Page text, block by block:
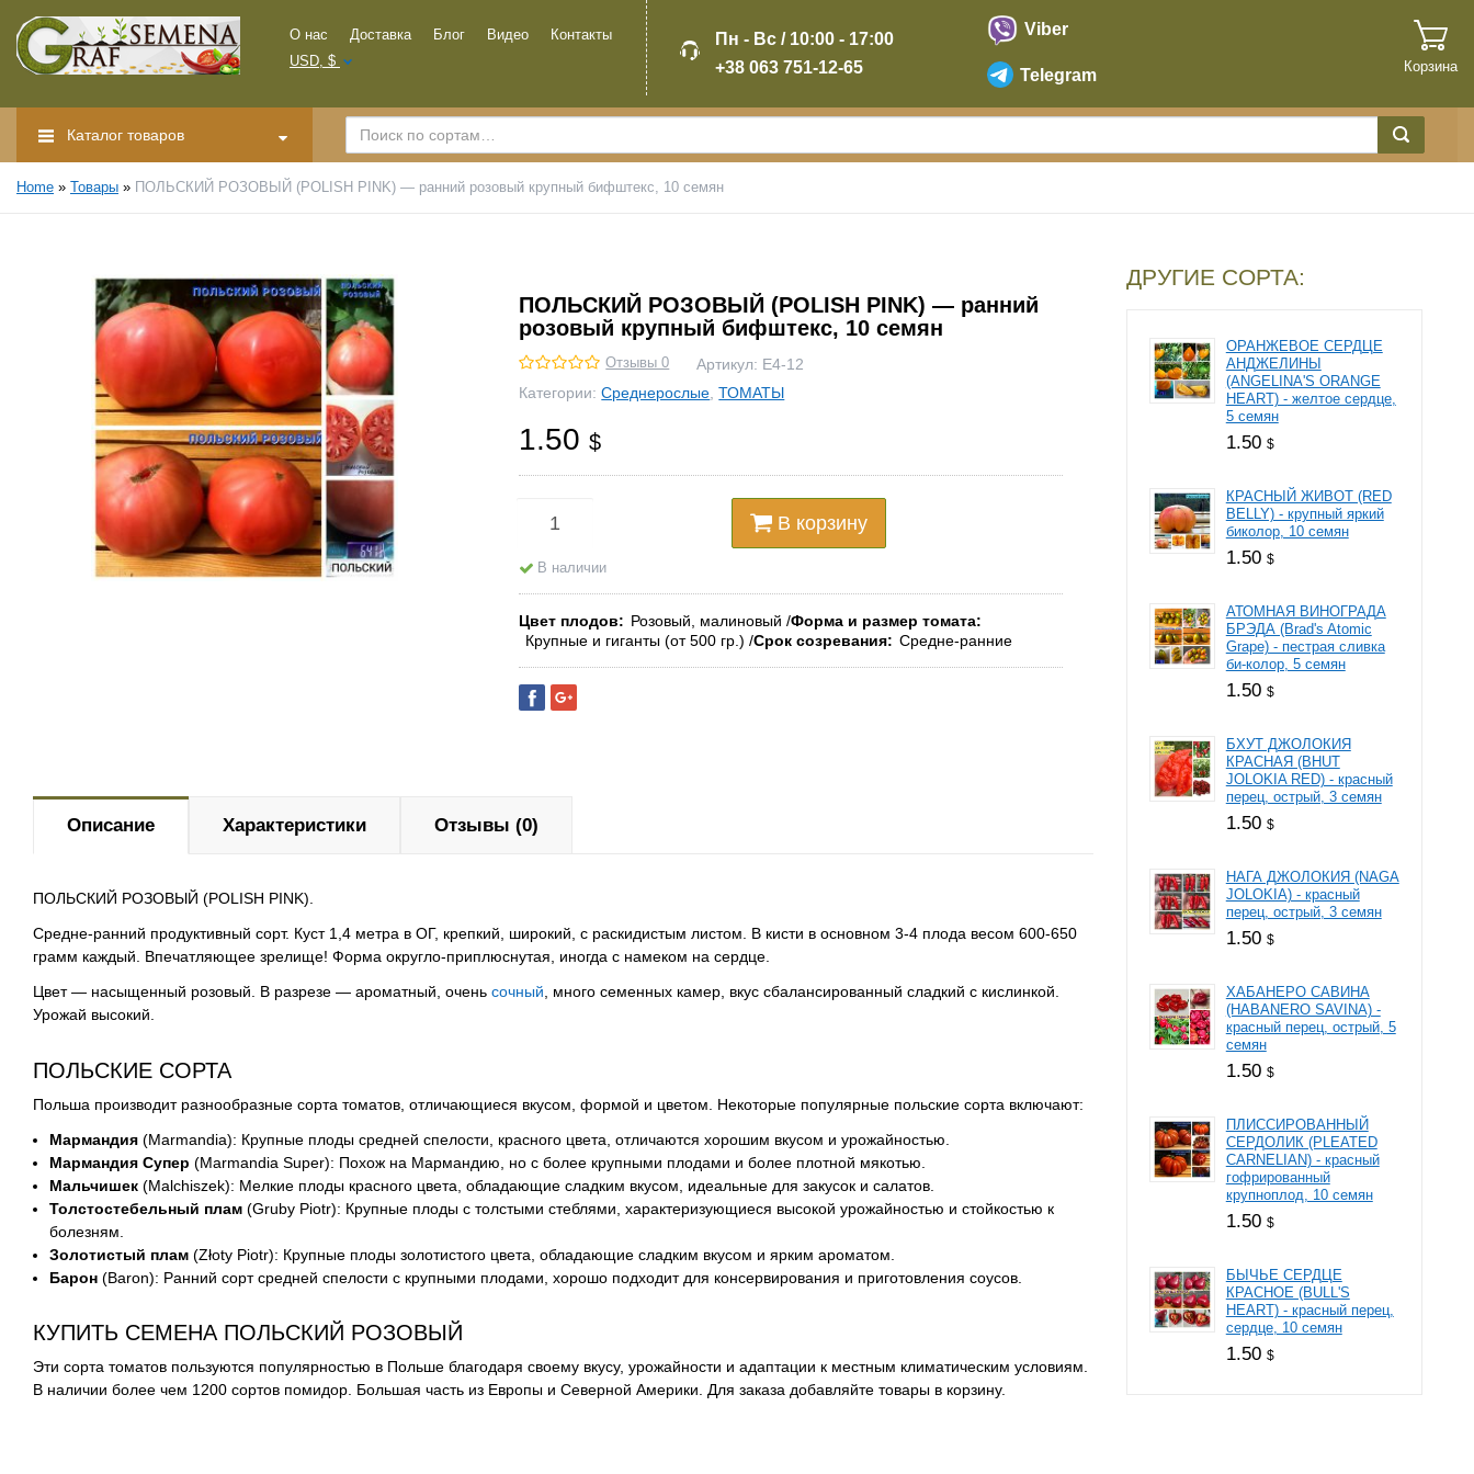
О нас Доставка Блог Видео
Контакты
USD, $
Пн - Вс / 10:00 - 17:00
+38 063 751-12-65
Viber
Telegram Корзина
Каталог товаров
Home » Товары » ПОЛЬСКИЙ РОЗОВЫЙ (POLISH PINK) — ранний розовый крупный бифштекс, 10 семян
ПОЛЬСКИЙ РОЗОВЫЙ (POLISH PINK) — ранний
розовый крупный бифштекс, 10 семян
Отзывы 0 Артикул: Е4-12
Категории:Среднерослые ,ТОМАТЫ
1.50$
В корзину
В наличии
Цвет плодов Розовый, малиновый Форма и размер томата
Крупные и гиганты (от 500 гр.) Срок созревания Средне-ранние
Описание
ПОЛЬСКИЙ РОЗОВЫЙ (POLISH PINK).
Средне-ранний продуктивный сорт. Куст 1,4 метра в ОГ, крепкий, широкий, с раскидистым листом. В кисти в основном 3-4 плода весом 600-650
грамм каждый. Впечатляющее зрелище! Форма округло-приплюснутая, иногда с намеком на сердце.
Цвет — насыщенный розовый. В разрезе — ароматный, очень сочный, много семенных камер, вкус сбалансированный сладкий с кислинкой.
Урожай высокий.
ПОЛЬСКИЕ СОРТА
Польша производит разнообразные сорта томатов, отличающиеся вкусом, формой и цветом. Некоторые популярные польские сорта включают:
Мармандия (Marmandia): Крупные плоды средней спелости, красного цвета, отличаются хорошим вкусом и урожайностью.
Мармандия Супер (Marmandia Super): Похож на Мармандию, но с более крупными плодами и более плотной мякотью.
Мальчишек (Malchiszek): Мелкие плоды красного цвета, обладающие сладким вкусом, идеальные для закусок и салатов.
Толстостебельный плам (Gruby Piotr): Крупные плоды с толстыми стеблями, характеризующиеся высокой урожайностью и стойкостью к
болезням.
Золотистый плам (Złoty Piotr): Крупные плоды золотистого цвета, обладающие сладким вкусом и ярким ароматом.
Барон (Baron): Ранний сорт средней спелости с крупными плодами, хорошо подходит для консервирования и приготовления соусов.
КУПИТЬ СЕМЕНА ПОЛЬСКИЙ РОЗОВЫЙ
Эти сорта томатов пользуются популярностью в Польше благодаря своему вкусу, урожайности и адаптации к местным климатическим условиям.
В наличии более чем 1200 сортов помидор. Большая часть из Европы и Северной Америки. Для заказа добавляйте товары в корзину.
Характеристики Отзывы (0)
ДРУГИЕ СОРТА:
ОРАНЖЕВОЕ СЕРДЦЕ
АНДЖЕЛИНЫ
(ANGELINA'S ORANGE
HEART) - желтое сердце,
5 семян
1.50 $
КРАСНЫЙ ЖИВОТ (RED
BELLY) - крупный яркий
биколор, 10 семян
1.50 $
АТОМНАЯ ВИНОГРАДА
БРЭДА (Brad's Atomic
Grape) - пестрая сливка
би-колор, 5 семян
1.50 $
БХУТ ДЖОЛОКИЯ
КРАСНАЯ (BHUT
JOLOKIA RED) - красный
перец, острый, 3 семян
1.50 $
НАГА ДЖОЛОКИЯ (NAGA
JOLOKIA) - красный
перец, острый, 3 семян
1.50 $
ХАБАНЕРО САВИНА
(HABANERO SAVINA) -
красный перец, острый, 5
семян
1.50 $
ПЛИССИРОВАННЫЙ
СЕРДОЛИК (PLEATED
CARNELIAN) - красный
гофрированный
крупноплод, 10 семян
1.50 $
БЫЧЬЕ СЕРДЦЕ
КРАСНОЕ (BULL'S
HEART) - красный перец,
сердце, 10 семян
1.50 $